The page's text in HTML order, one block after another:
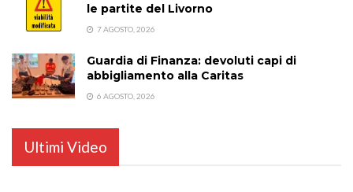
le partite del Livorno
7 AGOSTO, 2026
Guardia di Finanza: devoluti capi di
abbigliamento alla Caritas
6 AGOSTO, 2026
Ultimi Video